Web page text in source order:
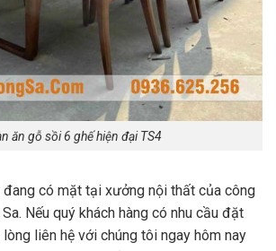
ăn gỗ sồi 6 ghế hiện đại TS4
đang có mặt tại xưởng nội thất của công
Nếu quý khách hàng có nhu cầu đặt
liên hệ với chúng tôi ngay hôm nay